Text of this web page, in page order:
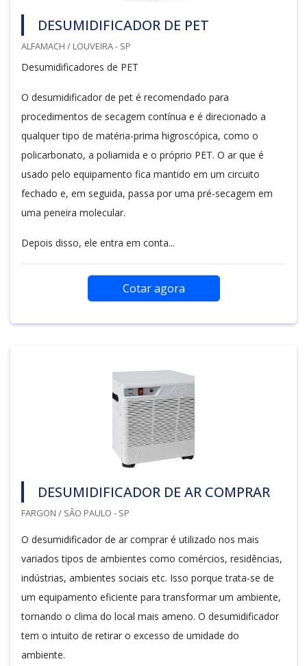
DESUMIDIFICADOR DE PET
ALFAMACH / LOUVEIRA - SP
Desumidificadores de PET
O desumidificador de pet é recomendado para
procedimentos de secagem contínua e é direcionado a
qualquer tipo de matéria-prima higroscópica, como o
policarbonato, a poliamida e o próprio PET. O ar que é
usado pelo equipamento fica mantido em um circuito
fechado e, em seguida, passa por uma pré-secagem em
uma peneira molecular.
Depois disso, ele entra em conta...
Cotar agora
DESUMIDIFICADOR DE AR COMPRAR
FARGON / SÃO PAULO - SP
O desumidificador de ar comprar é utilizado nos mais
variados tipos de ambientes como comércios, residências,
indústrias, ambientes sociais etc. Isso porque trata-se de
um equipamento eficiente para transformar um ambiente,
tornando o clima do local mais ameno. O desumidificador
tem o intuito de retirar o excesso de umidade do
ambiente.